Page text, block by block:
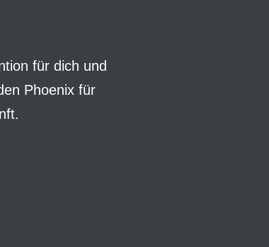
für dich und
Phoenix für